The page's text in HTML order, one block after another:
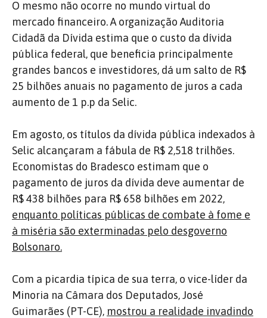
O mesmo não ocorre no mundo virtual do
mercado financeiro. A organização Auditoria
Cidadã da Dívida estima que o custo da dívida
pública federal, que beneficia principalmente
grandes bancos e investidores, dá um salto de R$
25 bilhões anuais no pagamento de juros a cada
aumento de 1 p.p da Selic.
Em agosto, os títulos da dívida pública indexados à
Selic alcançaram a fábula de R$ 2,518 trilhões.
Economistas do Bradesco estimam que o
pagamento de juros da dívida deve aumentar de
R$ 438 bilhões para R$ 658 bilhões em 2022,
enquanto políticas públicas de combate à fome e
à miséria são exterminadas pelo desgoverno
Bolsonaro.
Com a picardia típica de sua terra, o vice-líder da
Minoria na Câmara dos Deputados, José
Guimarães (PT-CE), mostrou a realidade invadindo